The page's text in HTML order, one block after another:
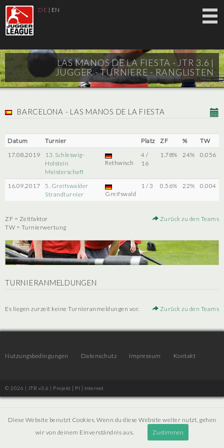
DE | EN
LAS MANOS DE LA FIESTA - JTR 3.6 |
JUGGER - TURNIERE - RANGLISTEN
BARCELONA - LAS MANOS DE LA FIESTA
Datum Turnier Platz ZF %
TW
17.08.2019
13. Schleswig-
Holstein
Meisterschaft
Rethwisch
4 /
16
1.78% 24% 0.056
16.09.2017
5. Greifswalder
Strandturnier
Greifswald
1 / 3 0.56% 22% 0.004
ZF = Zeitfaktor
TW = Turnierwertung
Zurück zu den Teams
TURNIERANMELDUNGEN
Es liegen zurzeit keine Turnieranmeldungen vor. Zurück zu den Teams
Nutzungsbedingungen Datenschutz Impressum Kontakt
© 2026 | JTR v3.6 | Projekt [ PI ] Internet
Diese Website benutzt Cookies. Wenn du diese Website weiter nutzt, gehen
wir von deinem Einverständnis aus.
Zustimmen